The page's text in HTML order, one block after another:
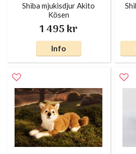
Shiba mjukisdjur Akito
Kösen
1 495 kr
Info